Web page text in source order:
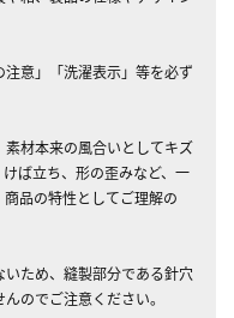
意」「洗濯表示」等を必ず
素材本来の風合いとしてキズ
ば立ち、形の歪みなど、一
品の特性としてご理解の
ため、縫製部分である針穴
のでご注意ください。